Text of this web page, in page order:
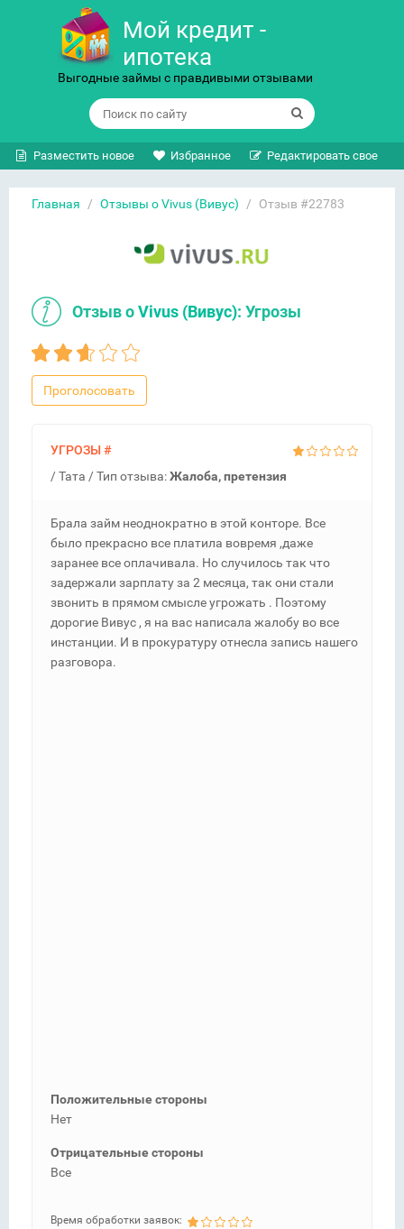
Мой кредит -
ипотека
Выгодные займы с правдивыми отзывами
Разместить новое Избранное Редактировать свое
Главная / Отзывы о Vivus (Вивус) / Отзыв #22783
Отзыв оVivus (Вивус): Угрозы
Проголосовать
УГРОЗЫ #
/Тата / Тип отзыва:Жалоба, претензия
Брала займ неоднократно в этой конторе. Все
было прекрасно все платила вовремя ,даже
заранее все оплачивала. Но случилось так что
задержали зарплату за 2 месяца, так они стали
звонить в прямом смысле угрожать . Поэтому
дорогие Вивус , я на вас написала жалобу во все
инстанции. И в прокуратуру отнесла запись нашего
разговора.
Положительные стороны
Нет
Отрицательные стороны
Все
Время обработки заявок: